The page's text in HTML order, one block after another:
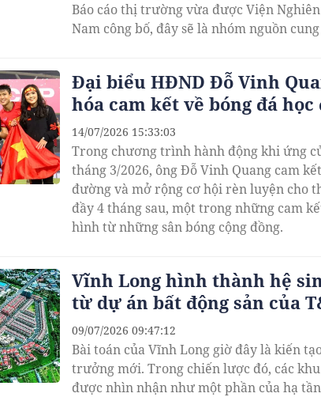
Báo cáo thị trường vừa được Viện
Nam công bố, đây sẽ là nhóm nguồn cung nắm nhiều lợi thế
Đại biểu HĐND Đỗ Vinh
hóa cam kết về bóng đá
Trong chương trình hành động khi ứng
tháng 3/2026, ông Đỗ Vinh Quang cam
đường và mở rộng cơ hội rèn luyện cho
đầy 4 tháng sau, một trong những cam
hình từ những sân bóng cộng đồng.
14/07/2026 15:33:03
Vĩnh Long hình thành hệ
từ dự án bất động sản của
Bài toán của Vĩnh Long giờ đây là kiến
trưởng mới. Trong chiến lược đó, các
được nhìn nhận như một phần của hạ
09/07/2026 09:47:12